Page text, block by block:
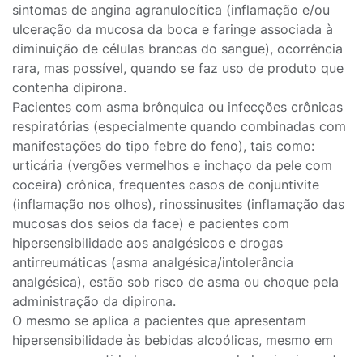
sintomas de angina agranulocítica (inflamação e/ou
ulceração da mucosa da boca e faringe associada à
diminuição de células brancas do sangue), ocorrência
rara, mas possível, quando se faz uso de produto que
contenha dipirona.
Pacientes com asma brônquica ou infecções crônicas
respiratórias (especialmente quando combinadas com
manifestações do tipo febre do feno), tais como:
urticária (vergões vermelhos e inchaço da pele com
coceira) crônica, frequentes casos de conjuntivite
(inflamação nos olhos), rinossinusites (inflamação das
mucosas dos seios da face) e pacientes com
hipersensibilidade aos analgésicos e drogas
antirreumáticas (asma analgésica/intolerância
analgésica), estão sob risco de asma ou choque pela
administração da dipirona.
O mesmo se aplica a pacientes que apresentam
hipersensibilidade às bebidas alcoólicas, mesmo em